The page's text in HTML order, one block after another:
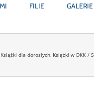
FILIE GALERIE
Książki dla dorosłych Książki w DKK